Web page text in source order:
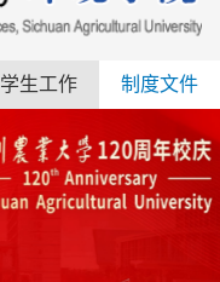
学生工作 制度文件